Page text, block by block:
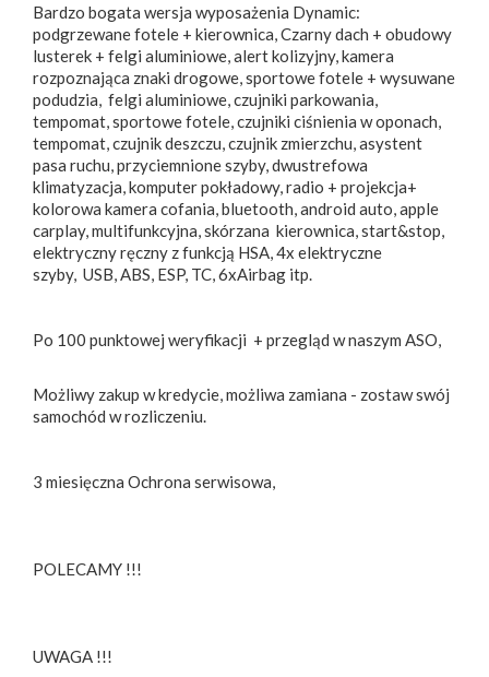
Bardzo bogata wersja wyposażenia Dynamic:
podgrzewane fotele + kierownica, Czarny dach + obudowy
lusterek + felgi aluminiowe, alert kolizyjny, kamera
rozpoznająca znaki drogowe, sportowe fotele + wysuwane
podudzia, felgi aluminiowe, czujniki parkowania,
tempomat, sportowe fotele, czujniki ciśnienia w oponach,
tempomat, czujnik deszczu, czujnik zmierzchu, asystent
pasa ruchu, przyciemnione szyby, dwustrefowa
klimatyzacja, komputer pokładowy, radio + projekcja+
kolorowa kamera cofania, bluetooth, android auto, apple
carplay, multifunkcyjna, skórzana kierownica, start&stop,
elektryczny ręczny z funkcją HSA, 4x elektryczne
szyby, USB, ABS, ESP, TC, 6xAirbag itp.
Po 100 punktowej weryfikacji + przegląd w naszym ASO,
Możliwy zakup w kredycie, możliwa zamiana - zostaw swój
samochód w rozliczeniu.
3 miesięczna Ochrona serwisowa,
POLECAMY !!!
UWAGA !!!